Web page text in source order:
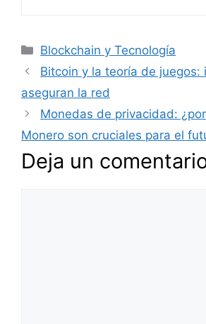
Categorías
Blockchain y Tecnología
Bitcoin y la teoría de juegos:
aseguran la red
Monedas de privacidad:
Monero son cruciales para el
Deja un